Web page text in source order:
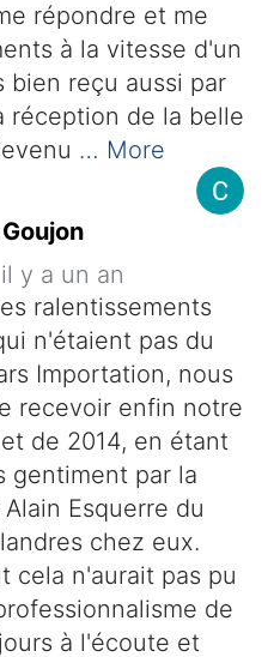
répondre et me
à la vitesse d'un
bien reçu aussi par
réception de la belle
… More
il y a un an
ralentissements
n'étaient pas du
Importation, nous
recevoir enfin notre
de 2014, en étant
gentiment par la
Esquerre du
chez eux.
cela n'aurait pas pu
de
à l'écoute et